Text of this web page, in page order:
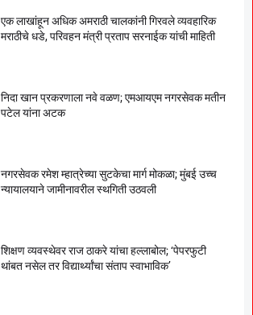
एक लाखांहून अधिक अमराठी चालकांनी गिरवले व्यवहारिक
मराठीचे धडे, परिवहन मंत्री प्रताप सरनाईक यांची माहिती
निदा खान प्रकरणाला नवे वळण; एमआयएम नगरसेवक मतीन
पटेल यांना अटक
नगरसेवक रमेश म्हात्रेच्या सुटकेचा मार्ग मोकळा; मुंबई उच्च
न्यायालयाने जामीनावरील स्थगिती उठवली
शिक्षण व्यवस्थेवर राज ठाकरे यांचा हल्लाबोल; ‘पेपरफुटी
थांबत नसेल तर विद्यार्थ्यांचा संताप स्वाभाविक’